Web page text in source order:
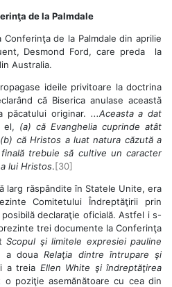
de la Palmdale
de la Palmdale din aprilie
Desmond Ford, care preda la
Australia.
ideile privitoare la doctrina
că Biserica anulase această
păcatului originar. ...Aceasta a dat
el, (a) că Evanghelia cuprinde atât
că Hristos a luat natura căzută a
trebuie să cultive un caracter
lui Hristos.[30]
larg răspândite în Statele Unite, era
Comitetului Îndreptăţirii prin
declaraţie oficială. Astfel i s-
trei documente la Conferinţa
Scopul şi limitele expresiei pauline
a douaRelaţia dintre întrupare şi
a treia Ellen White şi îndreptăţirea
o poziţie asemănătoare cu cea din